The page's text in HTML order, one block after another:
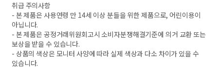
취급 주의사항
- 본 제품은 사용연령 만 14세 이상 분들을 위한 제품으로, 어린이용이
아닙니다.
- 본 제품은 공정거래위원회고시 소비자분쟁해결기준에 의거 교환 또는
보상을 받을 수 있습니다.
- 상품의 색상은 모니터 사양에 따라 실제 색상과 다소 차이가 있을 수
있습니다.